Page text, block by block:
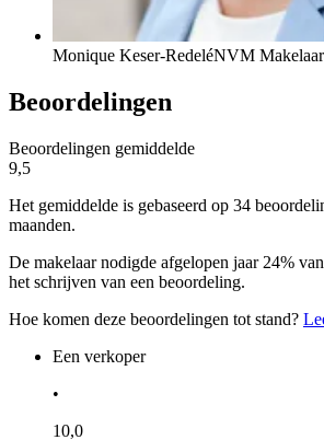
Monique Keser-RedeléNVM Makelaar
Beoordelingen
Beoordelingen gemiddelde
9,5
Het gemiddelde is gebaseerd op 34
maanden.
De makelaar nodigde afgelopen jaar 24%
het schrijven van een beoordeling.
Hoe komen deze beoordelingen tot stand?
Een verkoper
•
10,0